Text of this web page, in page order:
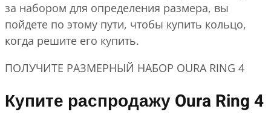
за набором для определения размера, вы
пойдете по этому пути, чтобы купить кольцо,
когда решите его купить.
ПОЛУЧИТЕ РАЗМЕРНЫЙ НАБОР OURA RING 4
Купите распродажу Oura Ring 4